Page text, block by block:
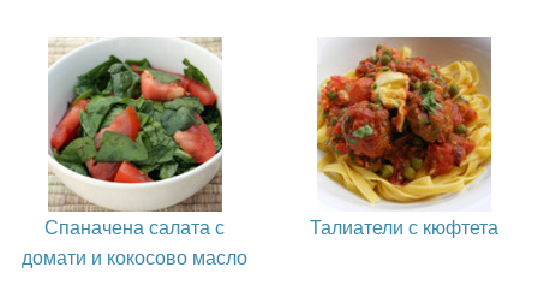
Спаначена салата с
домати и кокосово масло
Талиатели с кюфтета